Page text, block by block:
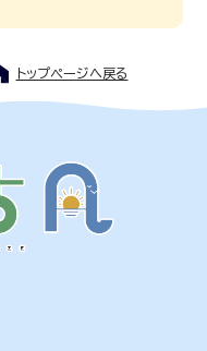
トップページへ戻る